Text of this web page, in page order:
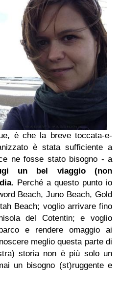
è che la breve toccata-e-
è stata sufficiente a
ne fosse stato bisogno - a
un bel viaggio (non
. Perché a questo punto io
Beach, Juno Beach, Gold
Beach; voglio arrivare fino
del Cotentin; e voglio
e rendere omaggio ai
meglio questa parte di
storia non è più solo un
un bisogno (st)ruggente e